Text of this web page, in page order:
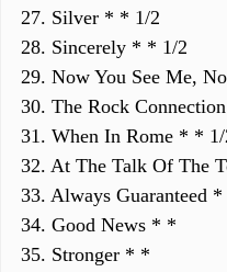
27. Silver * * 1/2
28. Sincerely * * 1/2
29. Now You See Me,
30. The Rock
31. When In Rome * * 1/
32. At The Talk Of The
33. Always Guaranteed
34. Good News * *
35. Stronger * *